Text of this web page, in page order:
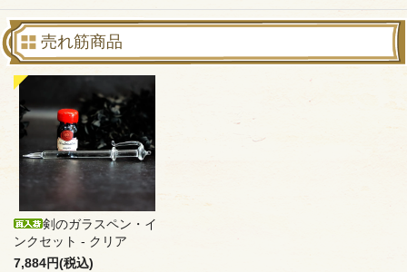
売れ筋商品
剣のガラスペン・イ
ンクセット - クリア
7,884円(税込)